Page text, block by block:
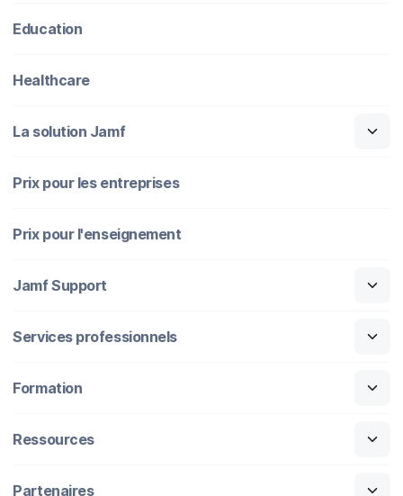
Education
Healthcare
La solution Jamf
Prix pour les entreprises
Prix pour l'enseignement
Jamf Support
Services professionnels
Formation
Ressources
Partenaires